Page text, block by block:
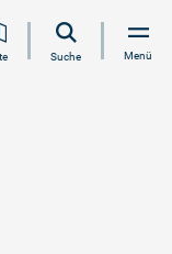
Suche Menü